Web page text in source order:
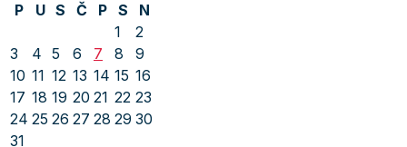
P
U S Č P S
N
1
2
3
4 5 6 7 8
9
10 11 12 13 14 15 16
17 18 19 20 21 22 23
24 25 26 27 28 29 30
31